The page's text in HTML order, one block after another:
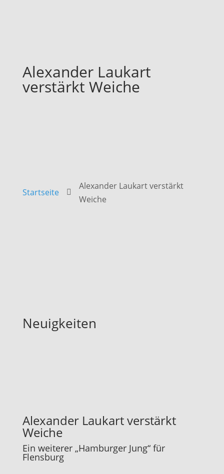
Alexander Laukart
verstärkt Weiche
Startseite 
Alexander Laukart verstärkt
Weiche
Neuigkeiten
Alexander Laukart verstärkt
Weiche
Ein weiterer „Hamburger Jung“ für
Flensburg